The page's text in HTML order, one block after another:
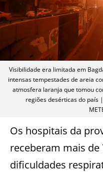
Visibilidade era limitada em
intensas tempestades de areia
atmosfera laranja que tomou
regiões desérticas do país |
Os hospitais da
receberam mais de
dificuldades